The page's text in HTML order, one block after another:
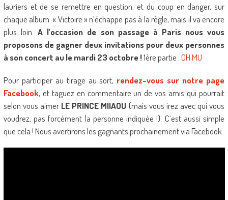
lauriers et de se remettre en question, et du coup en danger, sur
chaque album. « Victoire » n’échappe pas à la règle, mais il va encore
plus loin.A l’occasion de son passage à Paris nous vous
proposons de gagner deux invitations pour deux personnes
à son concert aule mardi 23 octobre !1ère partie :OH MU
Pour participer au tirage au sort, rendez-vous sur notre page
Facebook, et taguez en commentaire un de vos amis qui pourrait
selon vous aimerLE PRINCE MIIAOU (mais vous irez avec qui vous
voudrez, pas forcément la personne indiquée !). C’est aussi simple
que cela ! Nous avertirons les gagnants prochainement via Facebook.